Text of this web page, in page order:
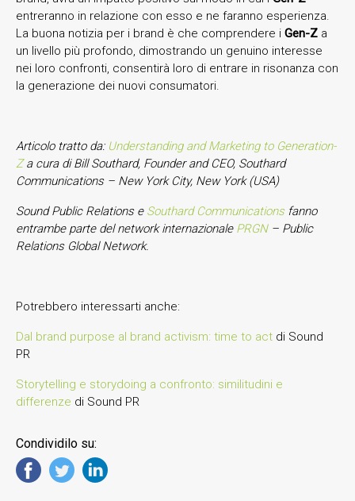
entreranno in relazione con esso e ne faranno esperienza.
La buona notizia per i brand è che comprendere i Gen-Z a
un livello più profondo, dimostrando un genuino interesse
nei loro confronti, consentirà loro di entrare in risonanza con
la generazione dei nuovi consumatori.
Articolo tratto da: Understanding and Marketing to Generation-
Za cura di Bill Southard, Founder and CEO, Southard
Communications – New York City, New York (USA)
Sound Public Relations e Southard Communications fanno
entrambe parte del network internazionale PRGN – Public
Relations Global Network.
Potrebbero interessarti anche:
Dal brand purpose al brand activism: time to act di Sound
PR
Storytelling e storydoing a confronto: similitudini e
differenze di Sound PR
Condividilo su: